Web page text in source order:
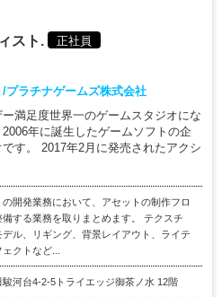
スト. 正社員
プラチナゲームズ株式会社
満足度世界一のゲームスタジオにな
年に誕生したゲームソフトの企
す。 2017年2月に発売されたアクシ
開発業務において、アセットの制作フロ
する業務を取りまとめます。 テクスチ
ル、リギング、背景レイアウト、ライテ
クトなど...
河台4-2-5トライエッジ御茶ノ水 12階